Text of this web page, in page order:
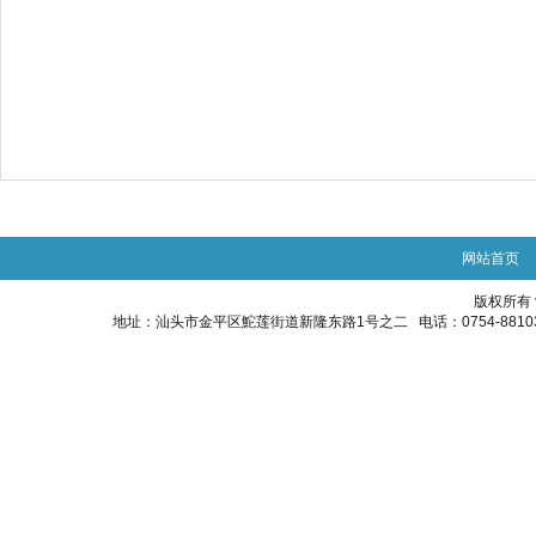
网站首页
版权所
地址：汕头市金平区鮀莲街道新隆东路1号之二 电话：0754-